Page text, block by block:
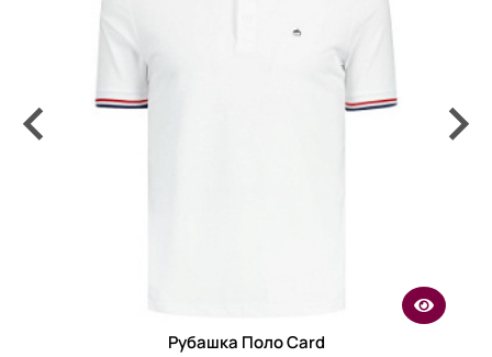
Рубашка Поло Card